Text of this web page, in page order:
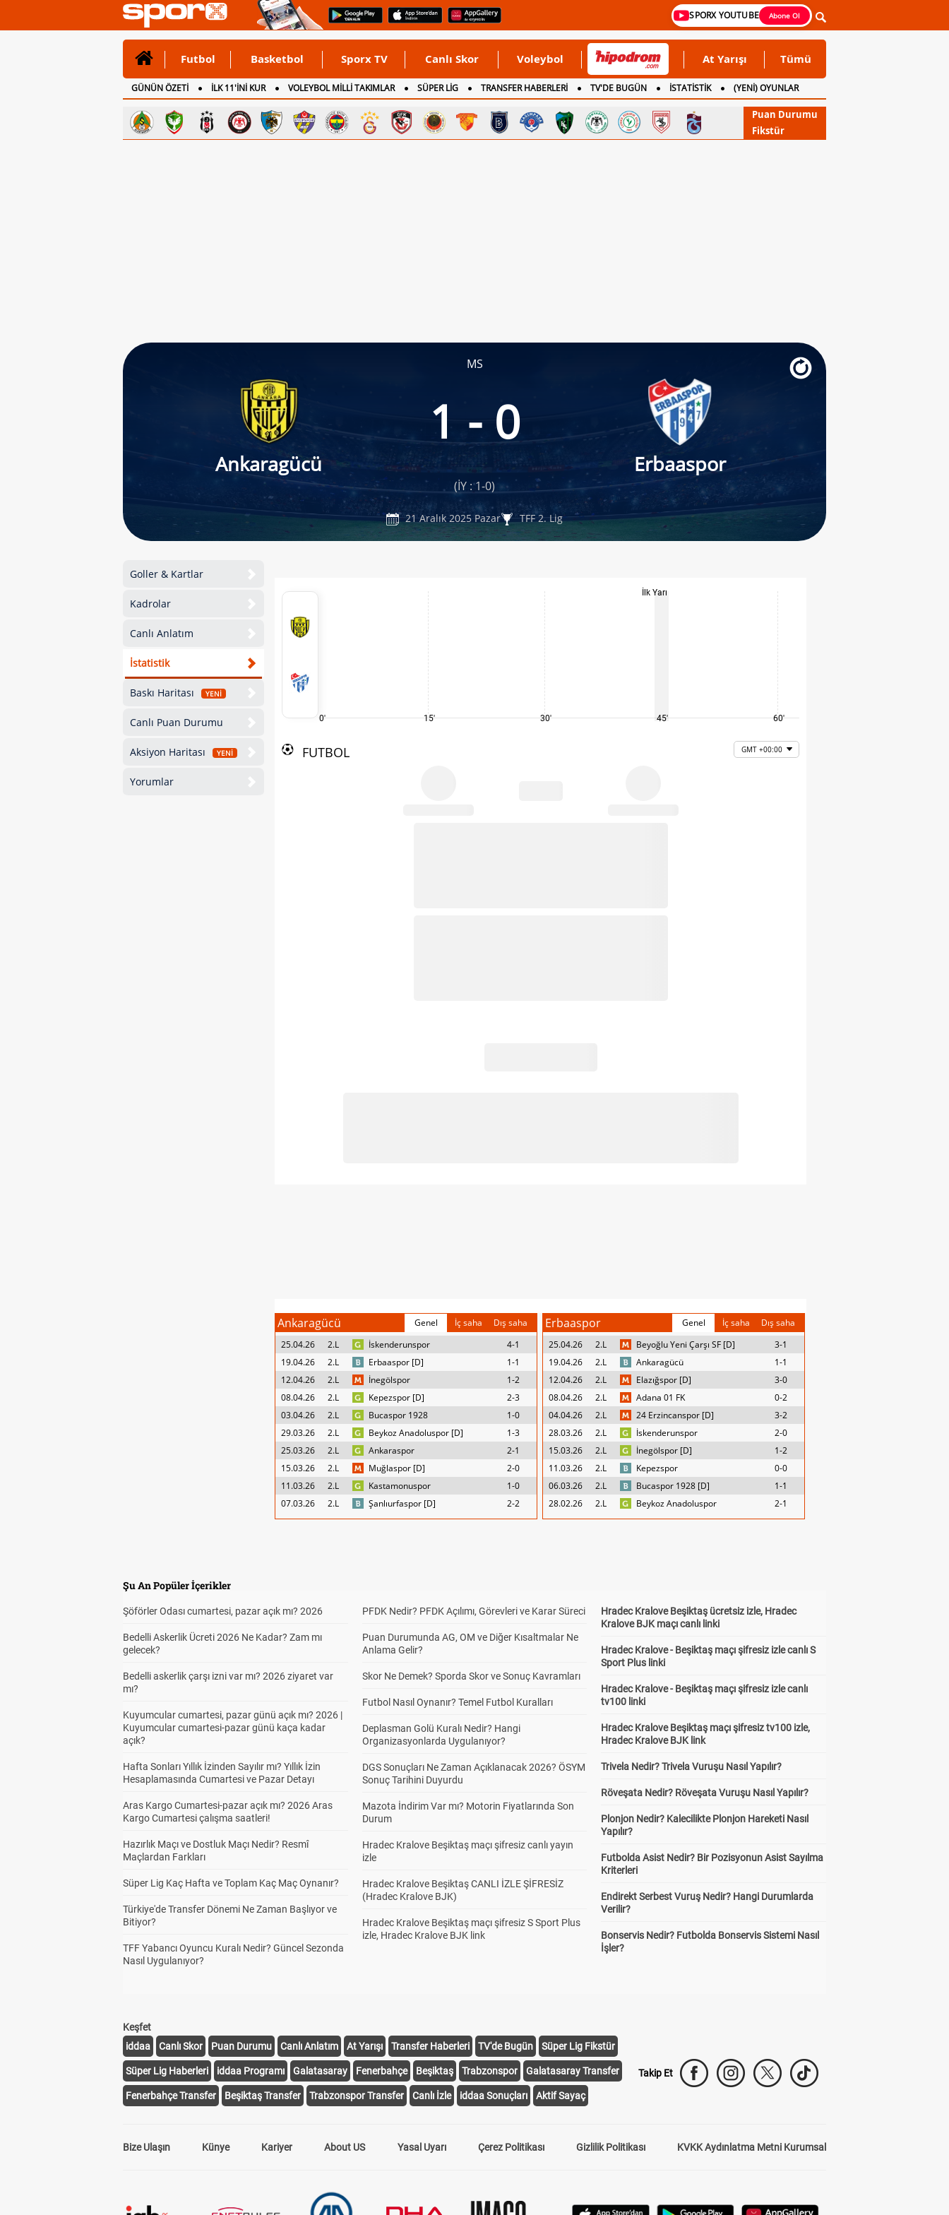
SPORX YOUTUBE Abone Ol
Futbol Basketbol Sporx TV Canlı Skor Voleybol At Yarışı Tümü
GÜNÜN ÖZETİ İLK 11'İNİ KUR VOLEYBOL MİLLİ TAKIMLAR SÜPER LİG TRANSFER HABERLERİ TV'DE BUGÜN İSTATİSTİK
(YENİ) OYUNLAR
CANLI ANLATIM
İNGİLTERE
Puan Durumu
Fikstür
MS
Ankaragücü
1 - 0
Erbaaspor
(İY : 1-0)
21 Aralık 2025 Pazar TFF 2. Lig
Goller & Kartlar
Kadrolar
Canlı Anlatım
İstatistik
Baskı Haritası YENİ
Canlı Puan Durumu
Aksiyon Haritası YENİ
Yorumlar
0' 15' 30'
İlk Yarı
45' 60'
FUTBOL GMT +00:00
Ankaragücü Genel İç saha
Dış saha
25.04.26
2.L İskenderunspor
4-1
19.04.26
2.L Erbaaspor [D]
1-1
12.04.26
2.L İnegölspor
1-2
08.04.26
2.L Kepezspor [D]
2-3
03.04.26
2.L Bucaspor 1928
1-0
29.03.26
2.L Beykoz Anadoluspor [D]
1-3
25.03.26
2.L Ankaraspor
2-1
15.03.26
2.L Muğlaspor [D]
2-0
11.03.26
2.L Kastamonuspor
1-0
07.03.26
2.L Şanlıurfaspor [D] 2-2
Erbaaspor Genel İç saha
Dış saha
25.04.26
2.L Beyoğlu Yeni Çarşı SF [D]
3-1
19.04.26
2.L Ankaragücü
1-1
12.04.26
2.L Elazığspor [D]
3-0
08.04.26
2.L Adana 01 FK
0-2
04.04.26
2.L 24 Erzincanspor [D]
3-2
28.03.26
2.L İskenderunspor
2-0
15.03.26
2.L İnegölspor [D]
1-2
11.03.26
2.L Kepezspor
0-0
06.03.26
2.L Bucaspor 1928 [D]
1-1
28.02.26
2.L Beykoz Anadoluspor 2-1
Şu An Popüler İçerikler
Şöförler Odası cumartesi, pazar açık mı? 2026
Bedelli Askerlik Ücreti 2026 Ne Kadar? Zam mı
gelecek?
Bedelli askerlik çarşı izni var mı? 2026 ziyaret var
mı?
Kuyumcular cumartesi, pazar günü açık mı? 2026 |
Kuyumcular cumartesi-pazar günü kaça kadar
açık?
Hafta Sonları Yıllık İzinden Sayılır mı? Yıllık İzin
Hesaplamasında Cumartesi ve Pazar Detayı
Aras Kargo Cumartesi-pazar açık mı? 2026 Aras
Kargo Cumartesi çalışma saatleri!
Hazırlık Maçı ve Dostluk Maçı Nedir? Resmî
Maçlardan Farkları
Süper Lig Kaç Hafta ve Toplam Kaç Maç Oynanır?
Türkiye'de Transfer Dönemi Ne Zaman Başlıyor ve
Bitiyor?
TFF Yabancı Oyuncu Kuralı Nedir? Güncel Sezonda
Nasıl Uygulanıyor?
PFDK Nedir? PFDK Açılımı, Görevleri ve Karar Süreci
Puan Durumunda AG, OM ve Diğer Kısaltmalar Ne
Anlama Gelir?
Skor Ne Demek? Sporda Skor ve Sonuç Kavramları
Futbol Nasıl Oynanır? Temel Futbol Kuralları
Deplasman Golü Kuralı Nedir? Hangi
Organizasyonlarda Uygulanıyor?
DGS Sonuçları Ne Zaman Açıklanacak 2026? ÖSYM
Sonuç Tarihini Duyurdu
Mazota İndirim Var mı? Motorin Fiyatlarında Son
Durum
Hradec Kralove Beşiktaş maçı şifresiz canlı yayın
izle
Hradec Kralove Beşiktaş CANLI İZLE ŞİFRESİZ
(Hradec Kralove BJK)
Hradec Kralove Beşiktaş maçı şifresiz S Sport Plus
izle, Hradec Kralove BJK link
Hradec Kralove Beşiktaş ücretsiz izle, Hradec
Kralove BJK maçı canlı linki
Hradec Kralove - Beşiktaş maçı şifresiz izle canlı S
Sport Plus linki
Hradec Kralove - Beşiktaş maçı şifresiz izle canlı
tv100 linki
Hradec Kralove Beşiktaş maçı şifresiz tv100 izle,
Hradec Kralove BJK link
Trivela Nedir? Trivela Vuruşu Nasıl Yapılır?
Röveşata Nedir? Röveşata Vuruşu Nasıl Yapılır?
Plonjon Nedir? Kalecilikte Plonjon Hareketi Nasıl
Yapılır?
Futbolda Asist Nedir? Bir Pozisyonun Asist Sayılma
Kriterleri
Endirekt Serbest Vuruş Nedir? Hangi Durumlarda
Verilir?
Bonservis Nedir? Futbolda Bonservis Sistemi Nasıl
İşler?
Keşfet
iddaa
Canlı Skor Puan Durumu Canlı Anlatım At Yarışı Transfer Haberleri TV'de Bugün Süper Lig Fikstür
Süper Lig Haberleri iddaa Programı Galatasaray Fenerbahçe Beşiktaş Trabzonspor Galatasaray Transfer
Fenerbahçe Transfer Beşiktaş Transfer Trabzonspor Transfer Canlı İzle iddaa Sonuçları Aktif Sayaç
Takip Et
Bize Ulaşın Künye Kariyer About US Yasal Uyarı Çerez Politikası Gizlilik Politikası KVKK Aydınlatma Metni Kurumsal